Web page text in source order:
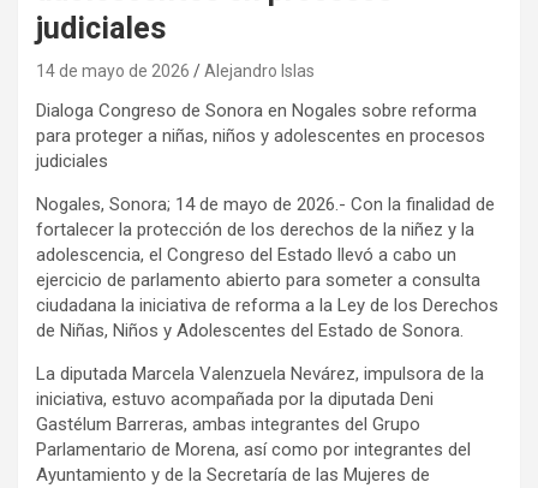
judiciales
14 de mayo de 2026 Alejandro Islas
Dialoga Congreso de Sonora en Nogales sobre reforma
para proteger a niñas, niños y adolescentes en procesos
judiciales
Nogales, Sonora; 14 de mayo de 2026.- Con la finalidad de
fortalecer la protección de los derechos de la niñez y la
adolescencia, el Congreso del Estado llevó a cabo un
ejercicio de parlamento abierto para someter a consulta
ciudadana la iniciativa de reforma a la Ley de los Derechos
de Niñas, Niños y Adolescentes del Estado de Sonora.
La diputada Marcela Valenzuela Nevárez, impulsora de la
iniciativa, estuvo acompañada por la diputada Deni
Gastélum Barreras, ambas integrantes del Grupo
Parlamentario de Morena, así como por integrantes del
Ayuntamiento y de la Secretaría de las Mujeres de